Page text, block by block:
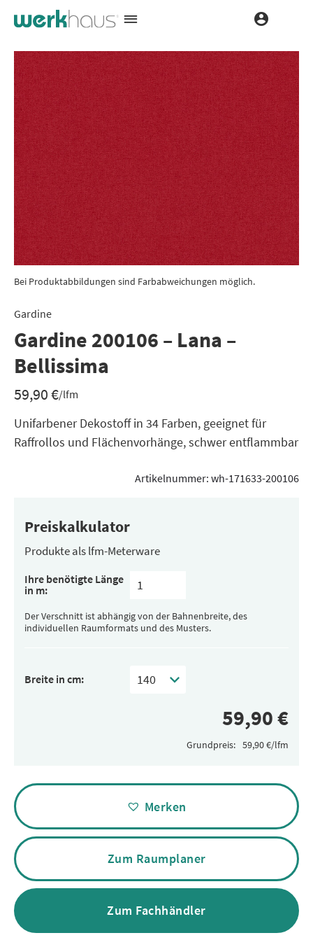
Bei Produktabbildungen sind Farbabweichungen möglich.
Gardine
Gardine 200106 – Lana –
Bellissima
59,90€/lfm
Unifarbener Dekostoff in 34 Farben, geeignet für
Raffrollos und Flächenvorhänge, schwer entflammbar
Artikelnummer: wh-171633-200106
Preiskalkulator
Produkte als lfm-Meterware
Ihre benötigte Länge
in m:
Der Verschnitt ist abhängig von der Bahnenbreite, des
individuellen Raumformats und des Musters.
Breite in cm:
Grundpreis:
Alternative:
Merken
Zum Raumplaner
Zum Fachhändler